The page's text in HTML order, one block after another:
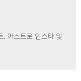
. 아스트로 인스타 및